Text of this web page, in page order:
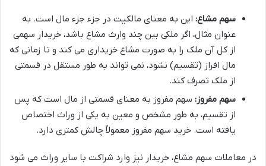
سهم مشاع: این به معنای مالکیت در جزء جزء مال است. به
عنوان مثال، اگر ملکی بین چند وارث مشاع باشد، خریدار سهمی
از کل آن ملک را به صورت مشاع خریداری می کند و تا زمانی که
مال افراز (تقسیم) نشود، نمی تواند به طور مستقل در قسمتی
از ملک تصرف کند.
سهم مفروز: سهم مفروز به معنای قسمتی از مال است که پس
از تقسیم، به طور مشخص و معین به یکی از وراث اختصاص
یافته است. خرید سهم مفروز معمولاً چالش کمتری دارد.
در معاملات سهم مشاع، خریدار نیز وارد شراکت با سایر وراث می شود